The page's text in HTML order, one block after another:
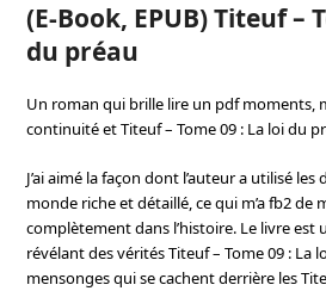
(E-Book, EPUB) Titeuf –
du préau
Un roman qui brille lire un pdf moments,
continuité et Titeuf – Tome 09 : La loi du
J’ai aimé la façon dont l’auteur a utilisé
monde riche et détaillé, ce qui m’a fb2 de
complètement dans l’histoire. Le livre est
révélant des vérités Titeuf – Tome 09 : La
mensonges qui se cachent derrière les